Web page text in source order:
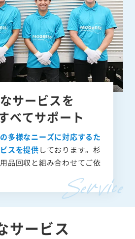
サービスを
べてサポート
多様なニーズに対応するた
スを提供しております。杉
品回収と組み合わせてご依
サービス